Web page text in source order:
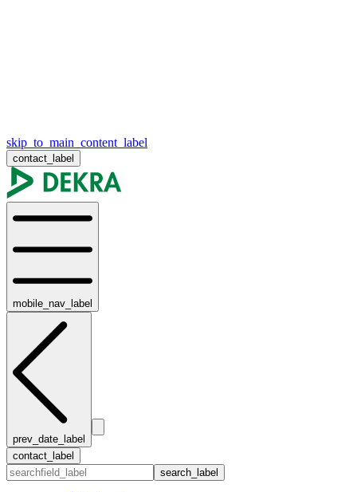
skip_to_main_content_label
contact_label
mobile_nav_label
prev_date_label
contact_label
search_label